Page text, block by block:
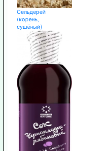
Сельдерей
(корень,
сушёный)